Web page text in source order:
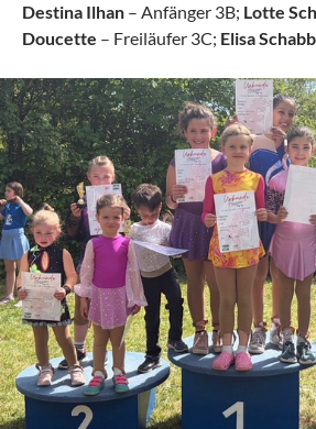
Destina Ilhan – Anfänger 3B; Lotte
Doucette – Freiläufer 3C; Elisa